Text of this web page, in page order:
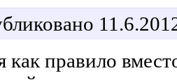
как правило